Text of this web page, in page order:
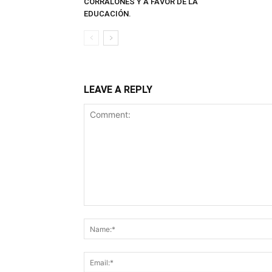
EDUCACIÓN.
LEAVE A REPLY